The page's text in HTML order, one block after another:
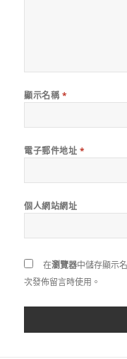
顯示名稱 *
電子郵件地址 *
個人網站網址
在瀏覽器中儲存顯示
次發佈留言時使用。